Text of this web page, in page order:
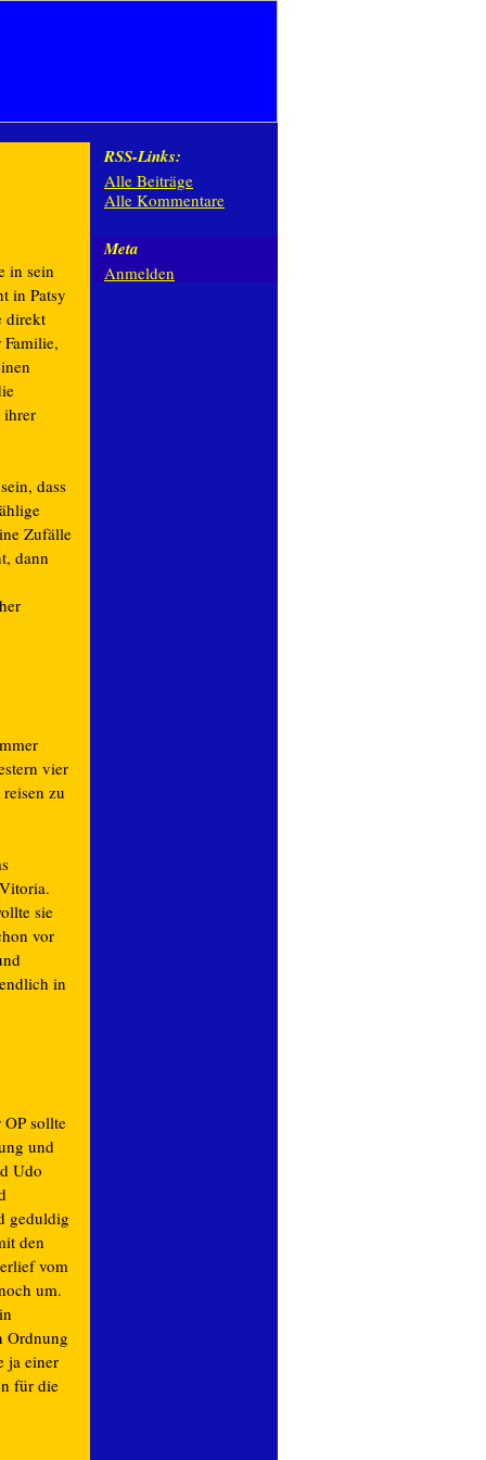
in sein
in Patsy
direkt
ihrer
dass
Zufälle
dann
vier
zu
sie
vor
in
sollte
und
Udo
geduldig
den
vom
um.
Ordnung
ja einer
für die
RSS-Links:
Alle Beiträge
Alle Kommentare
Meta
Anmelden